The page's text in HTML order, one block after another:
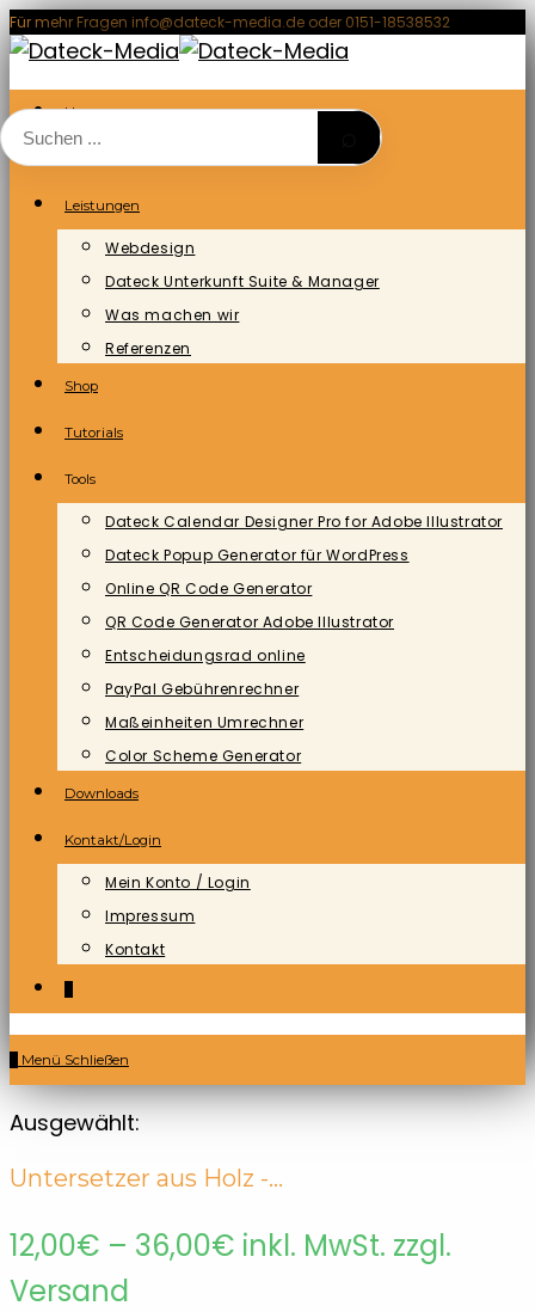
Zum
Inhalt
springen
Für mehr Fragen info@dateck-media.de oder 0151-18538532
Home
Leistungen
Webdesign
Dateck Unterkunft Suite & Manager
Was machen wir
Referenzen
Shop
Tutorials
Tools
Dateck Calendar Designer Pro for Adobe Illustrator
Dateck Popup Generator für WordPress
Online QR Code Generator
QR Code Generator Adobe Illustrator
Entscheidungsrad online
PayPal Gebührenrechner
Maßeinheiten Umrechner
Color Scheme Generator
Downloads
Kontakt/Login
Mein Konto / Login
Impressum
Kontakt
Menü Schließen
Ausgewählt:
Untersetzer aus Holz -…
12,00€ – 36,00€ Preisspanne:
inkl. MwSt. zzgl.
Versand